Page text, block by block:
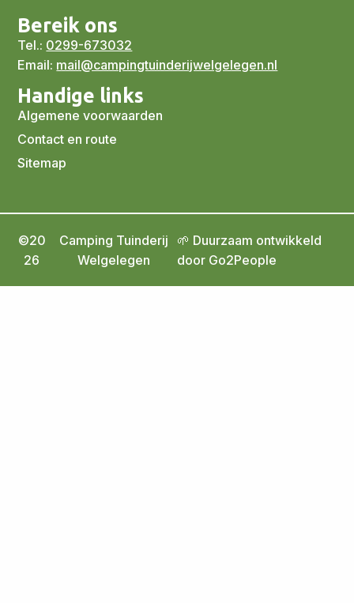
Bereik ons
Tel.: 0299-673032
Email: mail@campingtuinderijwelgelegen.nl
Handige links
Algemene voorwaarden
Contact en route
Sitemap
©20
26
Camping Tuinderij
Welgelegen
🌱 Duurzaam ontwikkeld
door Go2People